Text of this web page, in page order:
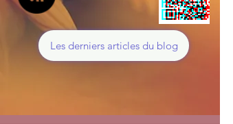
Les derniers articles du blog